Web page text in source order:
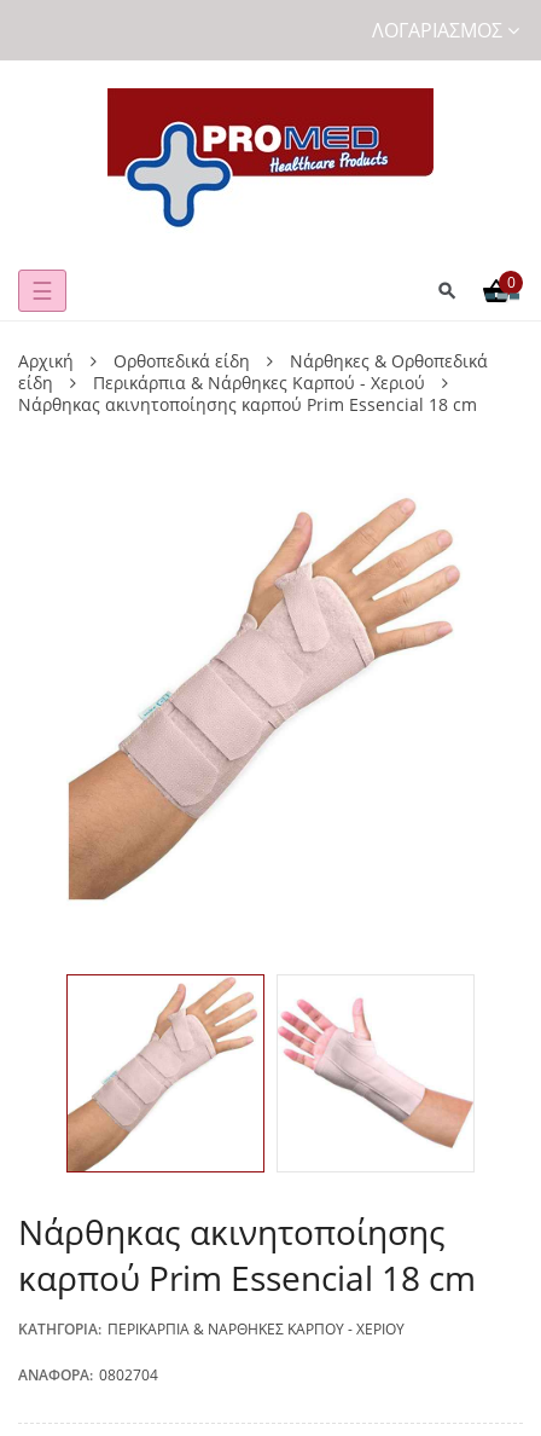
ΛΟΓΑΡΙΑΣΜΌΣ
Toggle
☰ 0
Αρχική Ορθοπεδικά είδη
Νάρθηκες & Ορθοπεδικά
είδη
Περικάρπια & Νάρθηκες Καρπού - Χεριού
Νάρθηκας ακινητοποίησης καρπού Prim Essencial 18 cm
Νάρθηκας ακινητοποίησης
καρπού Prim Essencial 18 cm
ΚΑΤΗΓΟΡΊΑ: ΠΕΡΙΚΆΡΠΙΑ & ΝΆΡΘΗΚΕΣ ΚΑΡΠΟΎ - ΧΕΡΙΟΎ
ΑΝΑΦΟΡΆ: 0802704